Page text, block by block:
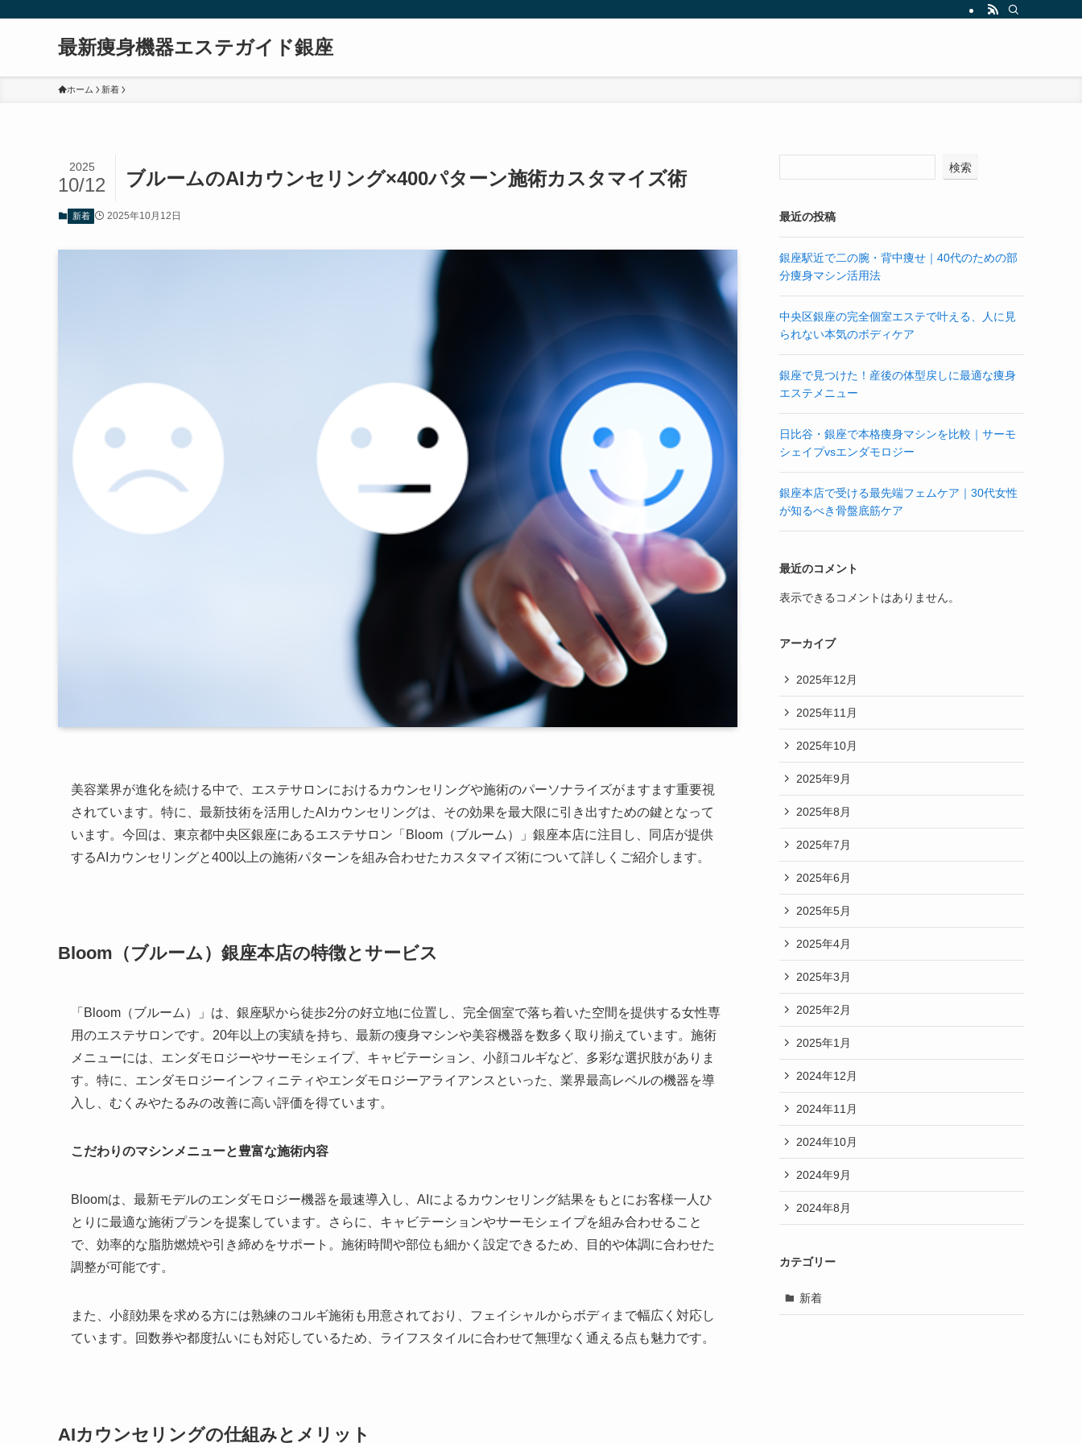
最新痩身機器エステガイド銀座
ホーム 新着
ブルームのAIカウンセリング×400パターン施術カスタマイズ術
2025
10/12
新着 2025年10月12日
美容業界が進化を続ける中で、エステサロンにおけるカウンセリングや施術のパーソナライズがますます重要視
されています。特に、最新技術を活用したAIカウンセリングは、その効果を最大限に引き出すための鍵となって
います。今回は、東京都中央区銀座にあるエステサロン「Bloom（ブルーム）」銀座本店に注目し、同店が提供
するAIカウンセリングと400以上の施術パターンを組み合わせたカスタマイズ術について詳しくご紹介します。
Bloom（ブルーム）銀座本店の特徴とサービス
「Bloom（ブルーム）」は、銀座駅から徒歩2分の好立地に位置し、完全個室で落ち着いた空間を提供する女性専
用のエステサロンです。20年以上の実績を持ち、最新の痩身マシンや美容機器を数多く取り揃えています。施術
メニューには、エンダモロジーやサーモシェイプ、キャビテーション、小顔コルギなど、多彩な選択肢がありま
す。特に、エンダモロジーインフィニティやエンダモロジーアライアンスといった、業界最高レベルの機器を導
入し、むくみやたるみの改善に高い評価を得ています。
こだわりのマシンメニューと豊富な施術内容
Bloomは、最新モデルのエンダモロジー機器を最速導入し、AIによるカウンセリング結果をもとにお客様一人ひ
とりに最適な施術プランを提案しています。さらに、キャビテーションやサーモシェイプを組み合わせること
で、効率的な脂肪燃焼や引き締めをサポート。施術時間や部位も細かく設定できるため、目的や体調に合わせた
調整が可能です。
また、小顔効果を求める方には熟練のコルギ施術も用意されており、フェイシャルからボディまで幅広く対応し
ています。回数券や都度払いにも対応しているため、ライフスタイルに合わせて無理なく通える点も魅力です。
AIカウンセリングの仕組みとメリット
検索
最近の投稿
銀座駅近で二の腕・背中痩せ｜40代のための部
分痩身マシン活用法
中央区銀座の完全個室エステで叶える、人に見
られない本気のボディケア
銀座で見つけた！産後の体型戻しに最適な痩身
エステメニュー
日比谷・銀座で本格痩身マシンを比較｜サーモ
シェイプvsエンダモロジー
銀座本店で受ける最先端フェムケア｜30代女性
が知るべき骨盤底筋ケア
最近のコメント
表示できるコメントはありません。
アーカイブ
2025年12月
2025年11月
2025年10月
2025年9月
2025年8月
2025年7月
2025年6月
2025年5月
2025年4月
2025年3月
2025年2月
2025年1月
2024年12月
2024年11月
2024年10月
2024年9月
2024年8月
カテゴリー
新着